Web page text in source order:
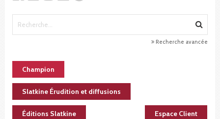
Recherche avancée
Champion
Slatkine Érudition et diffusions
Éditions Slatkine Espace Client